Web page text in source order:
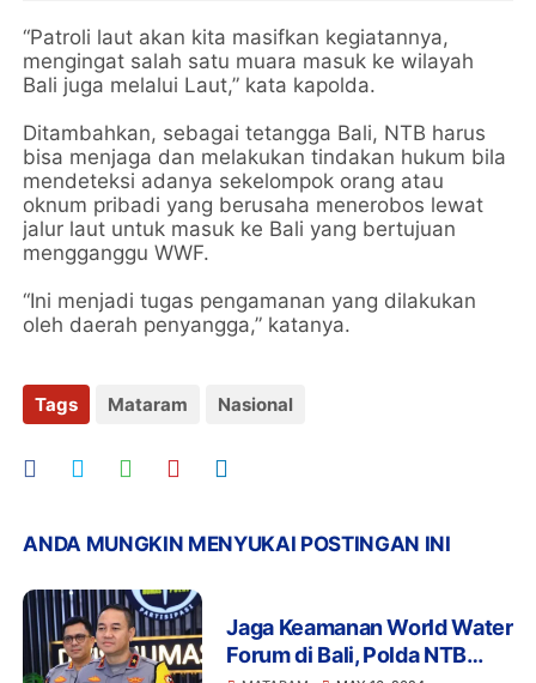
“Patroli laut akan kita masifkan kegiatannya,
mengingat salah satu muara masuk ke wilayah
Bali juga melalui Laut,” kata kapolda.
Ditambahkan, sebagai tetangga Bali, NTB harus
bisa menjaga dan melakukan tindakan hukum bila
mendeteksi adanya sekelompok orang atau
oknum pribadi yang berusaha menerobos lewat
jalur laut untuk masuk ke Bali yang bertujuan
mengganggu WWF.
“Ini menjadi tugas pengamanan yang dilakukan
oleh daerah penyangga,” katanya.
Tags Mataram Nasional
ANDA MUNGKIN MENYUKAI POSTINGAN INI
Jaga Keamanan World Water
Forum di Bali, Polda NTB